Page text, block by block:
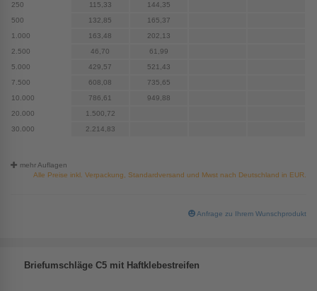
250
115,33
144,35
500
132,85
165,37
1.000
163,48
202,13
2.500
46,70
61,99
5.000
429,57
521,43
7.500
608,08
735,65
10.000
786,61
949,88
20.000
1.500,72
30.000
2.214,83
mehr Auflagen
Alle Preise inkl. Verpackung, Standardversand und Mwst nach Deutschland in EUR.
Anfrage zu Ihrem Wunschprodukt
Briefumschläge C5 mit Haftklebestreifen